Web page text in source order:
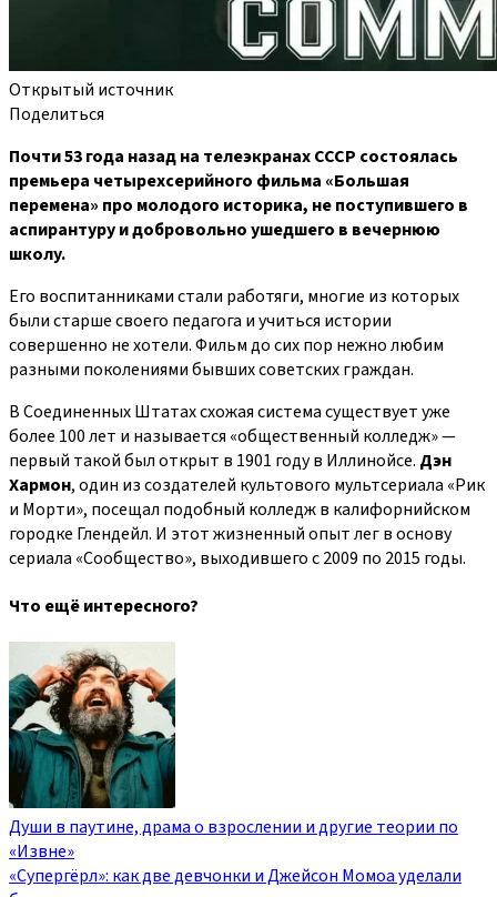
Открытый источник
Поделиться
Почти 53 года назад на телеэкранах СССР состоялась
премьера четырехсерийного фильма «Большая
перемена» про молодого историка, не поступившего в
аспирантуру и добровольно ушедшего в вечернюю
школу.
Его воспитанниками стали работяги, многие из которых
были старше своего педагога и учиться истории
совершенно не хотели. Фильм до сих пор нежно любим
разными поколениями бывших советских граждан.
В Соединенных Штатах схожая система существует уже
более 100 лет и называется «общественный колледж» —
первый такой был открыт в 1901 году в Иллинойсе. Дэн
Хармон, один из создателей культового мультсериала «Рик
и Морти», посещал подобный колледж в калифорнийском
городке Глендейл. И этот жизненный опыт лег в основу
сериала «Сообщество», выходившего с 2009 по 2015 годы.
Что ещё интересного?
Души в паутине, драма о взрослении и другие теории по
«Извне»
«Супергёрл»: как две девчонки и Джейсон Момоа уделали